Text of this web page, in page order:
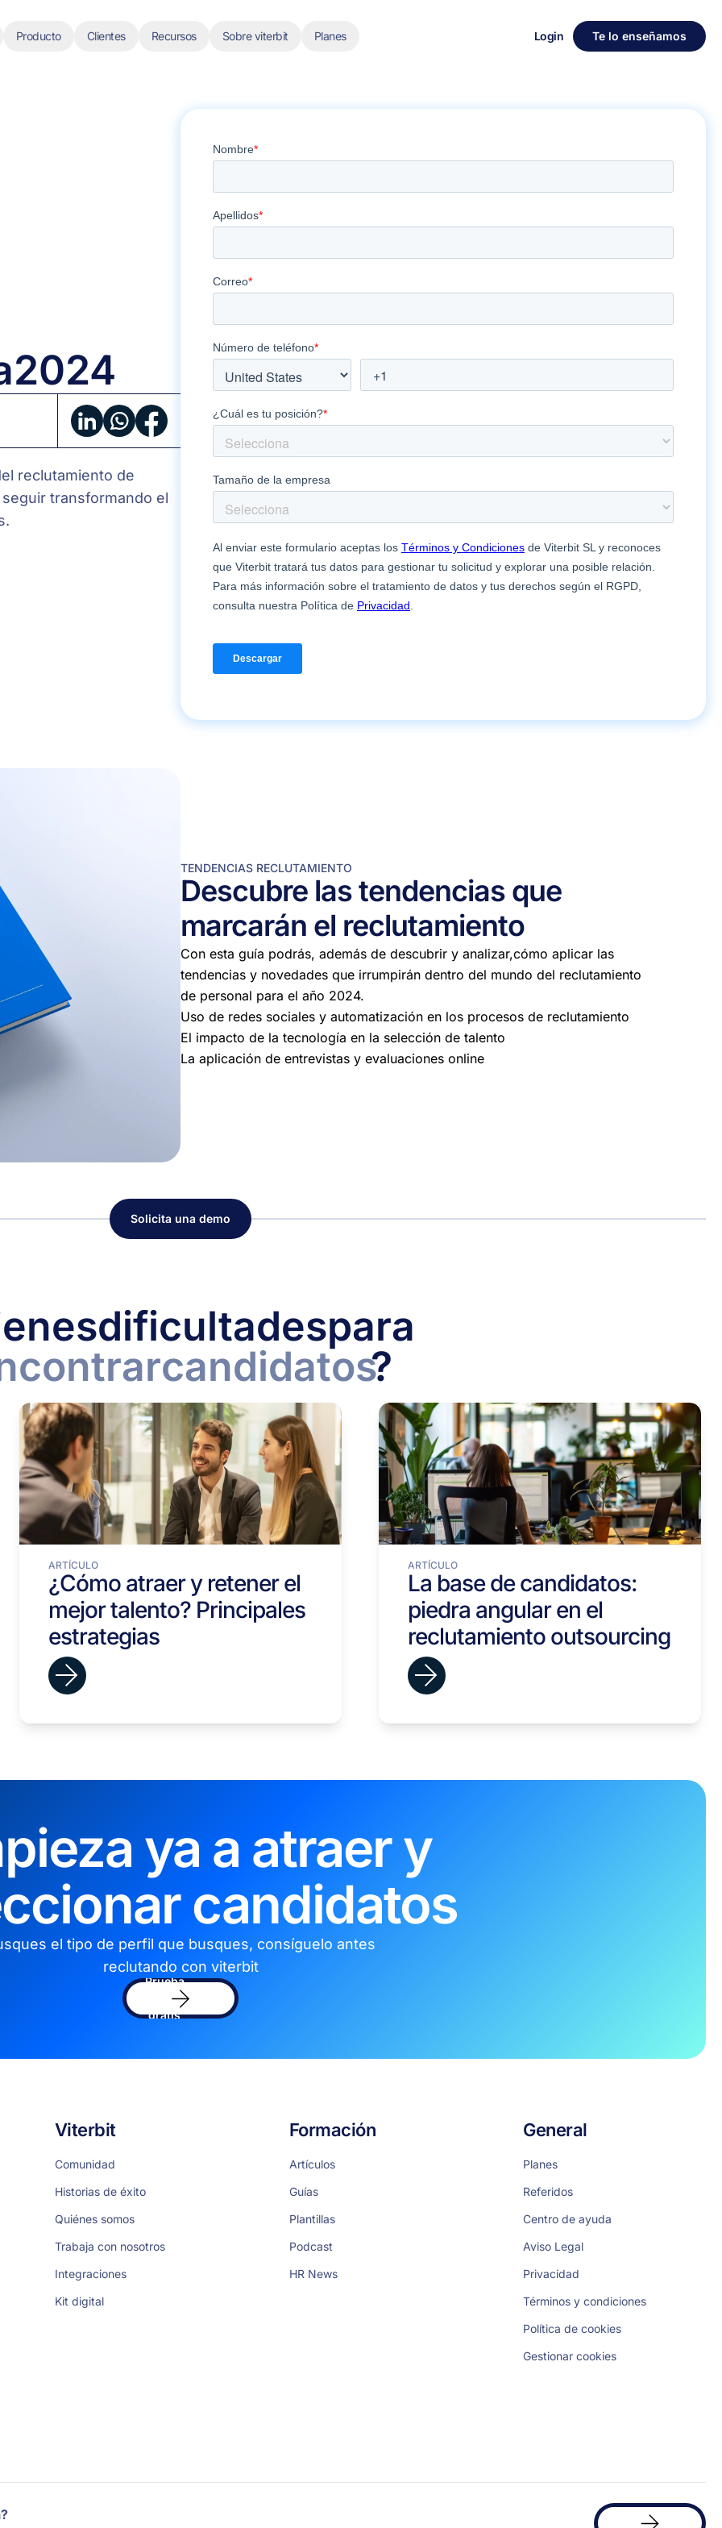
Login Te lo enseñamos
Producto Clientes Recursos Sobre viterbit Planes
tendencias
reclutamiento
2024
reclutamiento de
transformando el
TENDENCIAS RECLUTAMIENTO
Descubre las tendencias que
marcarán el reclutamiento
Con esta guía podrás, además de descubrir y analizar,cómo aplicar las
tendencias y novedades que irrumpirán dentro del mundo del reclutamiento
de personal para el año 2024.
Uso de redes sociales y automatización en los procesos de reclutamiento
El impacto de la tecnología en la selección de talento
La aplicación de entrevistas y evaluaciones online
Solicita una demo
dificultadespara
candidatos?
ARTÍCULO
¿Cómo atraer y retener el
mejor talento? Principales
estrategias
ARTÍCULO
La base de candidatos:
piedra angular en el
reclutamiento outsourcing
ya a atraer y
candidatos
el tipo de perfil que busques, consíguelo antes
reclutando con viterbit
Prueba
sofware
gratis
Viterbit
Comunidad
Historias de éxito
Quiénes somos
Trabaja con nosotros
Integraciones
Kit digital
Formación
Artículos
Guías
Plantillas
Podcast
HR News
General
Planes
Referidos
Centro de ayuda
Aviso Legal
Privacidad
Términos y condiciones
Política de cookies
Gestionar cookies
Solicita
una